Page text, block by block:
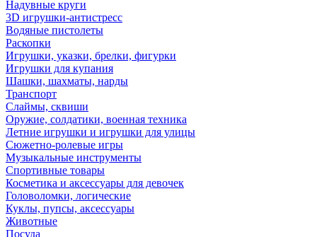
Надувные круги
3D игрушки-антистресс
Водяные пистолеты
Раскопки
Игрушки, указки, брелки, фигурки
Игрушки для купания
Шашки, шахматы, нарды
Транспорт
Слаймы, сквиши
Оружие, солдатики, военная техника
Летние игрушки и игрушки для улицы
Сюжетно-ролевые игры
Музыкальные инструменты
Спортивные товары
Косметика и аксессуары для девочек
Головоломки, логические
Куклы, пупсы, аксессуары
Животные
Посуда